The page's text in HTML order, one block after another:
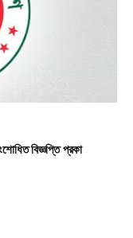
বিজ্ঞপ্তি প্রকা